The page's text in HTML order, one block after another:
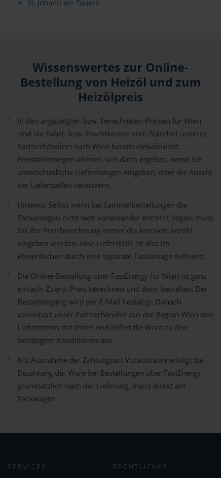
St. Johann am Tauern
Wissenswertes zur Online-
Bestellung von Heizöl und zum
Heizölpreis
In den angezeigten bzw. berechneten Preisen für Wien
sind die Fahrt- bzw. Frachtkosten vom Standort unseres
Partnerhändlers nach Wien bereits einkalkuliert.
Preisänderungen können sich dann ergeben, wenn Sie
unterschiedliche Liefermengen eingeben, oder die Anzahl
der Lieferstellen verändern.
Hinweis: Selbst wenn bei Sammelbestellungen die
Tankanlagen nicht weit voneinander entfernt liegen, muss
bei der Preisberechnung immer die korrekte Anzahl
eingeben werden. Eine Lieferstelle ist also im
Wesentlichen durch eine separate Tankanlage definiert.
Die Online-Bestellung über FastEnergy für Wien ist ganz
einfach: Zuerst Preis berechnen und dann bestellen. Der
Bestelleingang wird per E-Mail bestätigt. Danach
vereinbart unser Partnerhändler aus der Region Wien den
Liefertermin mit Ihnen und liefert die Ware zu den
bestätigten Konditionen aus.
Mit Ausnahme der Zahlungsart Vorauskasse erfolgt die
Bezahlung der Ware bei Bestellungen über FastEnergy
grundsätzlich nach der Lieferung, meist direkt am
Tankwagen.
SERVICES RECHTLICHES